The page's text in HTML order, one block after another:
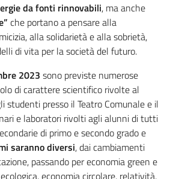
da fonti rinnovabili, ma anche
che portano a pensare alla
alla solidarietà e alla sobrietà,
di vita per la società del futuro.
2023 sono previste numerose
di carattere scientifico rivolte al
studenti presso il Teatro Comunale e il
e laboratori rivolti agli alunni di tutti
di primo e secondo grado e
saranno diversi, dai cambiamenti
passando per economia green e
economia circolare, relatività,